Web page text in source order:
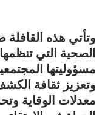
وتأتي هذه
الصحية التي
مسؤوليتها
وتعزيز ثقافة
معدلات الوقاية